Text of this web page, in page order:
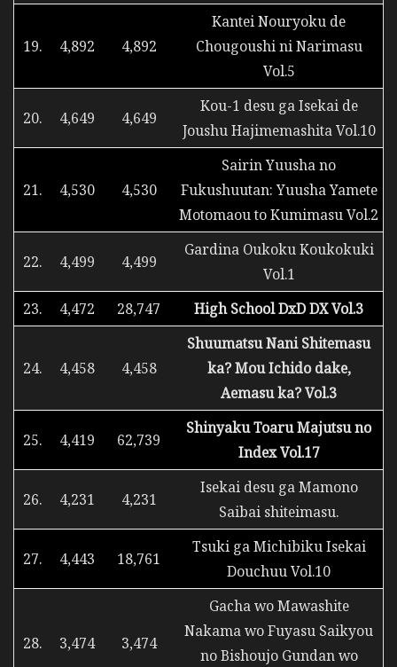
19. 4,892 4,892
Kantei Nouryoku de
Chougoushi ni Narimasu
Vol.5
20. 4,649 4,649
Kou-1 desu ga Isekai de
Joushu Hajimemashita Vol.10
21. 4,530 4,530
Sairin Yuusha no
Fukushuutan: Yuusha Yamete
Motomaou to Kumimasu Vol.2
22. 4,499 4,499
Gardina Oukoku Koukokuki
Vol.1
23.
4,472 28,747 High School DxD DX Vol.3
24. 4,458 4,458
Shuumatsu Nani Shitemasu
ka? Mou Ichido dake,
Aemasu ka? Vol.3
25. 4,419 62,739
Shinyaku Toaru Majutsu no
Index Vol.17
26. 4,231 4,231
Isekai desu ga Mamono
Saibai shiteimasu.
27. 4,443 18,761
Tsuki ga Michibiku Isekai
Douchuu Vol.10
28. 3,474 3,474
Gacha wo Mawashite
Nakama wo Fuyasu Saikyou
no Bishoujo Gundan wo